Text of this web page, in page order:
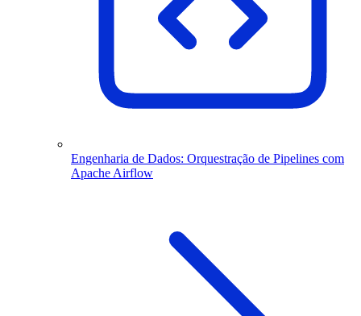
Engenharia de Dados: Orquestração de Pipelines com
Apache Airflow